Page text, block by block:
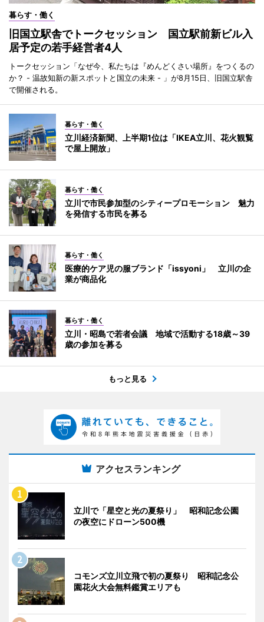
暮らす・働く
旧国立駅舎でトークセッション 国立駅前新ビル入
居予定の若手経営者4人
トークセッション「なぜ今、私たちは『めんどくさい場所』をつくるの
か？ - 温故知新の新スポットと国立の未来 - 」が8月15日、旧国立駅舎
で開催される。
暮らす・働く
立川経済新聞、上半期1位は「IKEA立川、花火観覧
で屋上開放」
暮らす・働く
立川で市民参加型のシティープロモーション 魅力
を発信する市民を募る
暮らす・働く
医療的ケア児の服ブランド「issyoni」 立川の企
業が商品化
暮らす・働く
立川・昭島で若者会議 地域で活動する18歳～39
歳の参加を募る
もっと見る
アクセスランキング
立川で「星空と光の夏祭り」 昭和記念公園
の夜空にドローン500機
コモンズ立川立飛で初の夏祭り 昭和記念公
園花火大会無料鑑賞エリアも